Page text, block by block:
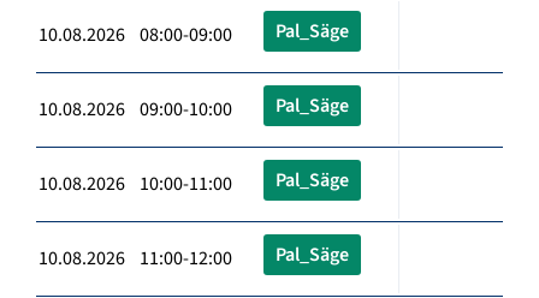
10.08.2026 08:00-09:00 Pal_Säge
10.08.2026 09:00-10:00 Pal_Säge
10.08.2026 10:00-11:00 Pal_Säge
10.08.2026 11:00-12:00 Pal_Säge